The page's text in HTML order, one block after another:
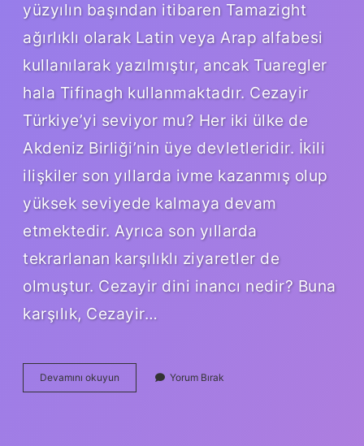
yüzyılın başından itibaren Tamazight
ağırlıklı olarak Latin veya Arap alfabesi
kullanılarak yazılmıştır, ancak Tuaregler
hala Tifinagh kullanmaktadır. Cezayir
Türkiye’yi seviyor mu? Her iki ülke de
Akdeniz Birliği’nin üye devletleridir. İkili
ilişkiler son yıllarda ivme kazanmış olup
yüksek seviyede kalmaya devam
etmektedir. Ayrıca son yıllarda
tekrarlanan karşılıklı ziyaretler de
olmuştur. Cezayir dini inancı nedir? Buna
karşılık, Cezayir…
Devamını okuyun
Nasıl
Yorum Bırak